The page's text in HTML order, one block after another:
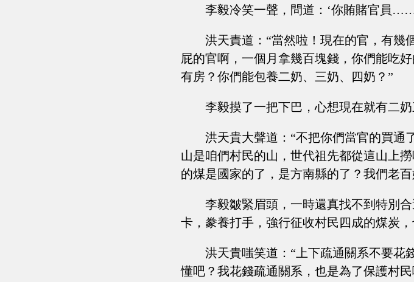
李毅冷笑一聲，問道：‘你賄賭官員
洪天責道：“當然啦！現在的官，有幾
屁的官啊，一個月拿幾百塊錢，你們能吃
有房？你們能包養二奶、三奶、四奶？”
李毅摸了一把下巴，心想現在就有二
洪天貴大聲道：“不把你們當官的買
山是咱們村民的山，世代祖先都從這山上
的煤是國家的了，是方南縣的了？我們老
李毅皺緊眉頭，一時還真找不到特別
卡，豢養打手，強行征收村民四成的煤炭
洪天貴嗤笑道：“上下疏通關系不要花
懂吧？我花錢疏通關系，也是為了保護村